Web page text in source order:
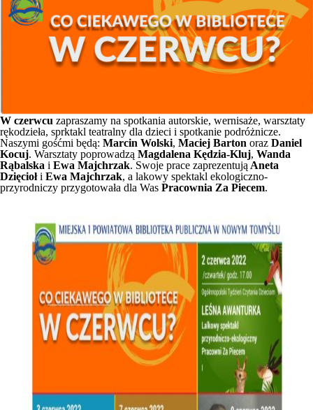
W czerwcu zapraszamy na spotkania autorskie, wernisaże, warsztaty
rękodzieła, sprktakl teatralny dla dzieci i spotkanie podróżnicze.
Naszymi gośćmi będą: Marcin Wolski, Maciej Barton oraz Daniel
Kocuj. Warsztaty poprowadzą Magdalena Kędzia-Kluj, Wanda
Rąbalska i Ewa Majchrzak. Swoje prace zaprezentują Aneta
Dzięciołi Ewa Majchrzak, a lakowy spektakl ekologiczno-
przyrodniczy przygotowała dla Was Pracownia Za Piecem.